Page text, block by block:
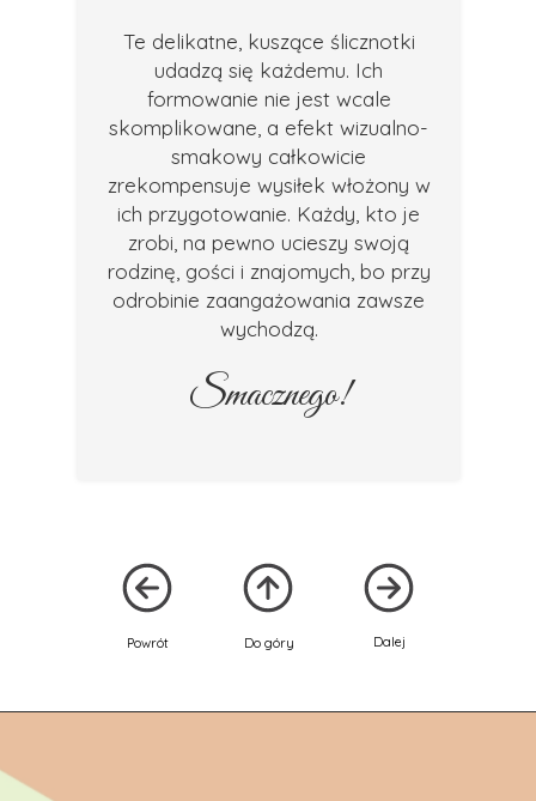
Do góry Dalej
Powrót
Te delikatne, kuszące ślicznotki
udadzą się każdemu. Ich
formowanie nie jest wcale
skomplikowane, a efekt wizualno-
smakowy całkowicie
zrekompensuje wysiłek włożony w
ich przygotowanie. Każdy, kto je
zrobi, na pewno ucieszy swoją
rodzinę, gości i znajomych, bo przy
odrobinie zaangażowania zawsze
wychodzą.
Smacznego!